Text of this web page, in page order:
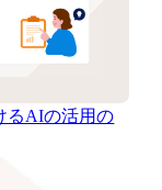
るAIの活用の